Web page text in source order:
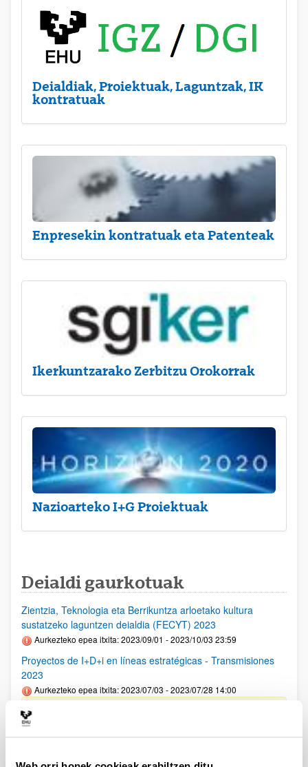
Deialdiak, Proiektuak, Laguntzak, IK
kontratuak
Enpresekin kontratuak eta Patenteak
Ikerkuntzarako Zerbitzu Orokorrak
Nazioarteko I+G Proiektuak
Deialdi gaurkotuak
Zientzia, Teknologia eta Berrikuntza arloetako kultura
sustatzeko laguntzen deialdia (FECYT) 2023
Aurkezteko epea itxita: 2023/09/01 - 2023/10/03 23:59
Proyectos de I+D+i en líneas estratégicas - Transmisiones
2023
Aurkezteko epea itxita: 2023/07/03 - 2023/07/28 14:00
helbide elektroniko honetan: convocatorias.dgi@ehu.eus